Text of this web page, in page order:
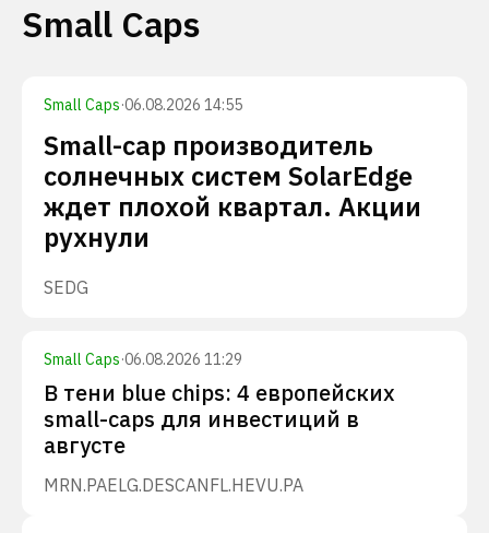
Small Caps
Small Caps·06.08.2026 14:55
Small-cap производитель
солнечных систем SolarEdge
ждет плохой квартал. Акции
рухнули
SEDG
Small Caps·06.08.2026 11:29
В тени blue chips: 4 европейских
small-caps для инвестиций в
августе
MRN.PAELG.DESCANFL.HEVU.PA